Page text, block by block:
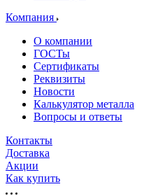
Компания
О компании
ГОСТы
Сертификаты
Реквизиты
Новости
Калькулятор металла
Вопросы и ответы
Контакты
Доставка
Акции
Как купить